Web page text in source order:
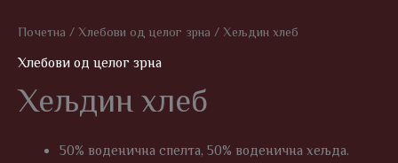
Почетна /Хлебови од целог зрна / Хељдин хлеб
Хлебови од целог зрна
Хељдин хлеб
50% воденична спелта, 50% воденична хељда.